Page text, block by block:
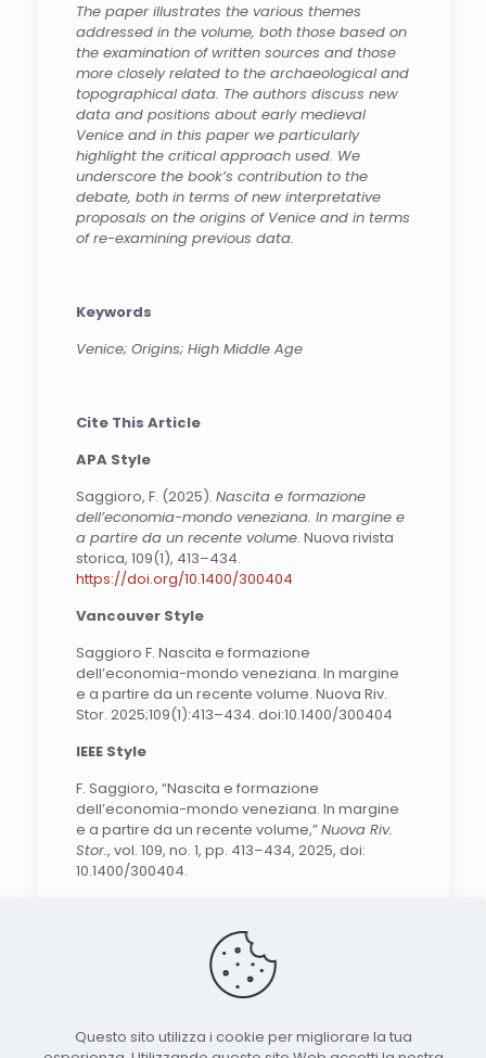
The paper illustrates the various themes
addressed in the volume, both those based on
the examination of written sources and those
more closely related to the archaeological and
topographical data. The authors discuss new
data and positions about early medieval
Venice and in this paper we particularly
highlight the critical approach used. We
underscore the book’s contribution to the
debate, both in terms of new interpretative
proposals on the origins of Venice and in terms
of re-examining previous data.
Keywords
Venice; Origins; High Middle Age
Cite This Article
APA Style
Saggioro, F. (2025). Nascita e formazione
dell’economia-mondo veneziana. In margine e
a partire da un recente volume. Nuova rivista
storica, 109(1), 413–434.
https://doi.org/10.1400/300404
Vancouver Style
Saggioro F. Nascita e formazione
dell’economia-mondo veneziana. In margine
e a partire da un recente volume. Nuova Riv.
Stor. 2025;109(1):413–434. doi:10.1400/300404
IEEE Style
F. Saggioro, “Nascita e formazione
dell’economia-mondo veneziana. In margine
e a partire da un recente volume,”Nuova Riv.
Stor., vol. 109, no. 1, pp. 413–434, 2025, doi:
10.1400/300404.
Questo sito utilizza i cookie per migliorare la tua